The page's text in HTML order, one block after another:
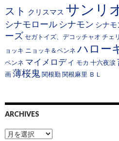
スト クリスマス サンリ
シナモロール シナモン シナ
ーズ セガトイズ、デコッチャオ チェ
ョッキ ニョッキ＆ペンネ ハロー
ペンネ マイメロディ モカ 十六夜涙
画薄桜鬼関根勤関根麻里 ＢＬ
ARCHIVES
A